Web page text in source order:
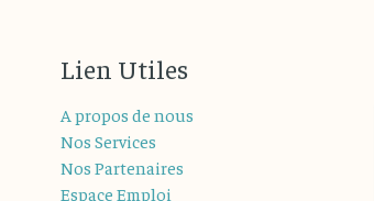
Lien Utiles
A propos de nous
Nos Services
Nos Partenaires
Espace Emploi